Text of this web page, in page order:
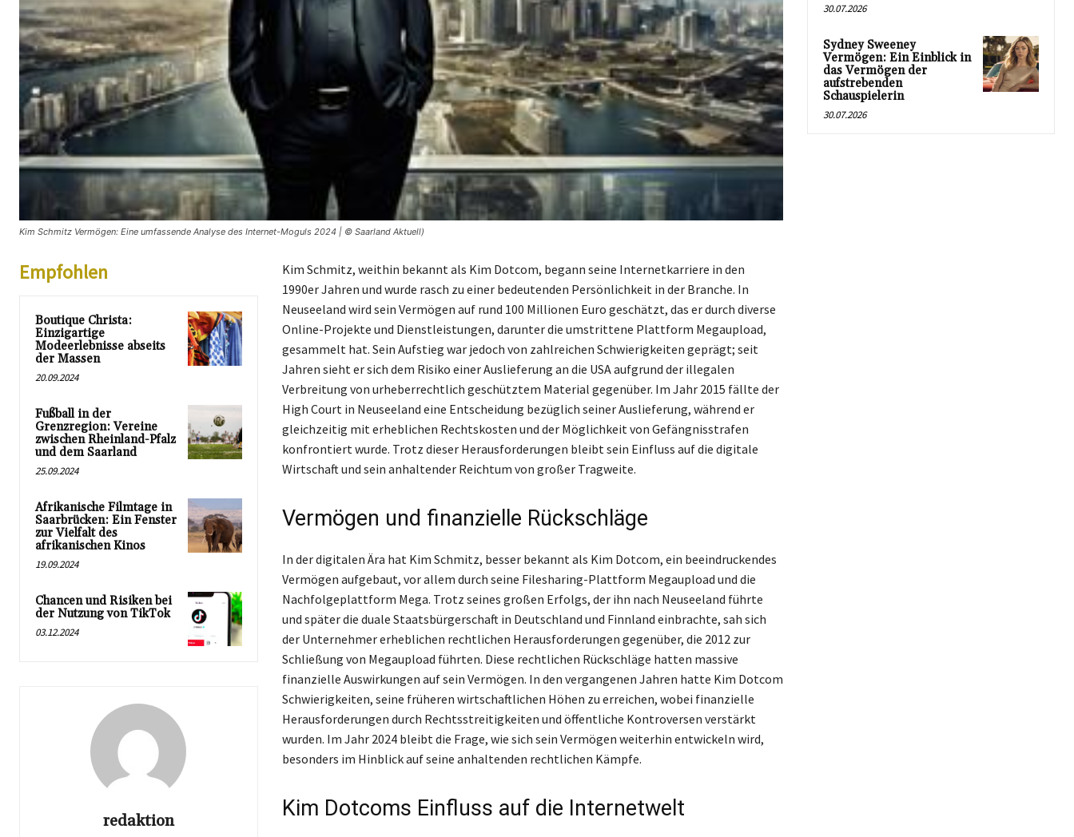
Kim Schmitz Vermögen: Eine umfassende Analyse des Internet-Moguls 2024 | © Saarland Aktuell)
Empfohlen
Boutique Christa:
Einzigartige
Modeerlebnisse abseits
der Massen
20.09.2024
Fußball in der
Grenzregion: Vereine
zwischen Rheinland-Pfalz
und dem Saarland
25.09.2024
Afrikanische Filmtage in
Saarbrücken: Ein Fenster
zur Vielfalt des
afrikanischen Kinos
19.09.2024
Chancen und Risiken bei
der Nutzung von TikTok
03.12.2024
redaktion
Kim Schmitz, weithin bekannt als Kim Dotcom, begann seine Internetkarriere in den
1990er Jahren und wurde rasch zu einer bedeutenden Persönlichkeit in der Branche. In
Neuseeland wird sein Vermögen auf rund 100 Millionen Euro geschätzt, das er durch diverse
Online-Projekte und Dienstleistungen, darunter die umstrittene Plattform Megaupload,
gesammelt hat. Sein Aufstieg war jedoch von zahlreichen Schwierigkeiten geprägt; seit
Jahren sieht er sich dem Risiko einer Auslieferung an die USA aufgrund der illegalen
Verbreitung von urheberrechtlich geschütztem Material gegenüber. Im Jahr 2015 fällte der
High Court in Neuseeland eine Entscheidung bezüglich seiner Auslieferung, während er
gleichzeitig mit erheblichen Rechtskosten und der Möglichkeit von Gefängnisstrafen
konfrontiert wurde. Trotz dieser Herausforderungen bleibt sein Einfluss auf die digitale
Wirtschaft und sein anhaltender Reichtum von großer Tragweite.
Vermögen und finanzielle Rückschläge
In der digitalen Ära hat Kim Schmitz, besser bekannt als Kim Dotcom, ein beeindruckendes
Vermögen aufgebaut, vor allem durch seine Filesharing-Plattform Megaupload und die
Nachfolgeplattform Mega. Trotz seines großen Erfolgs, der ihn nach Neuseeland führte
und später die duale Staatsbürgerschaft in Deutschland und Finnland einbrachte, sah sich
der Unternehmer erheblichen rechtlichen Herausforderungen gegenüber, die 2012 zur
Schließung von Megaupload führten. Diese rechtlichen Rückschläge hatten massive
finanzielle Auswirkungen auf sein Vermögen. In den vergangenen Jahren hatte Kim Dotcom
Schwierigkeiten, seine früheren wirtschaftlichen Höhen zu erreichen, wobei finanzielle
Herausforderungen durch Rechtsstreitigkeiten und öffentliche Kontroversen verstärkt
wurden. Im Jahr 2024 bleibt die Frage, wie sich sein Vermögen weiterhin entwickeln wird,
besonders im Hinblick auf seine anhaltenden rechtlichen Kämpfe.
Kim Dotcoms Einfluss auf die Internetwelt
30.07.2026
Sydney Sweeney
Vermögen: Ein Einblick in
das Vermögen der
aufstrebenden
Schauspielerin
30.07.2026